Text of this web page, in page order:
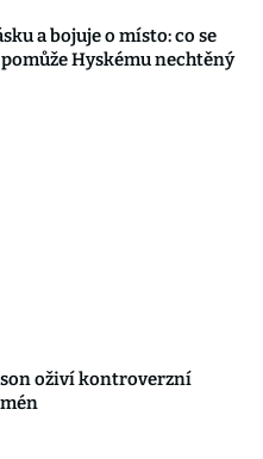
a bojuje o místo: co se
Hyskému nechtěný
oživí kontroverzní